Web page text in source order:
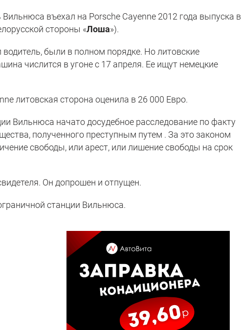
въехал на Porsche Cayenne 2012 года выпуска в
стороны «Лоша»).
были в полном порядке. Но литовские
числится в угоне с 17 апреля. Ее ищут немецкие
литовская сторона оценила в 26 000 Евро.
Вильнюса начато досудебное расследование по факту
полученного преступным путем . За это законом
свободы, или арест, или лишение свободы на срок
Он допрошен и отпущен.
станции Вильнюса.